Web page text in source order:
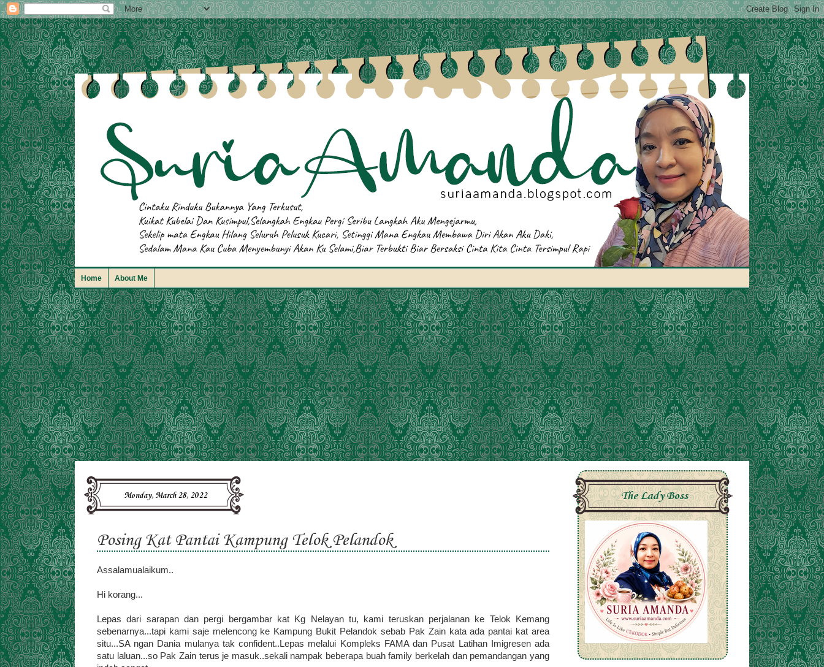
Home About Me
Monday, March 28, 2022
Posing Kat Pantai Kampung Telok Pelandok
Assalamualaikum..
Hi korang...
Lepas dari sarapan dan pergi bergambar kat Kg Nelayan tu, kami teruskan perjalanan ke Telok Kemang
sebenarnya...tapi kami saje melencong ke Kampung Bukit Pelandok sebab Pak Zain kata ada pantai kat area
situ...SA ngan Dania mulanya tak confident..Lepas melalui Kompleks FAMA dan Pusat Latihan Imigresen ada
satu laluan...so Pak Zain terus je masuk..sekali nampak beberapa buah family berkelah dan pemandangan yang
The Lady Boss